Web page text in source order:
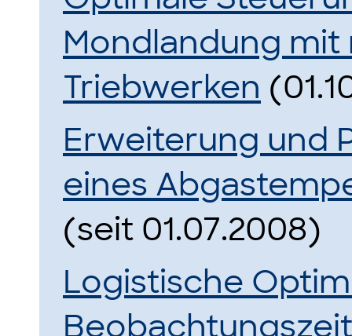
Mondlandung
Triebwerken
Erweiterung und
eines
(seit 01.07.2008)
Logistische